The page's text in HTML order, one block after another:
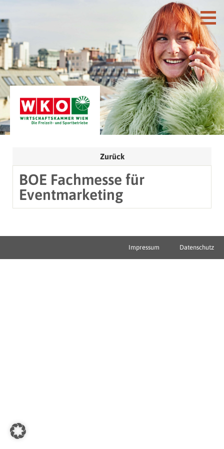
Zurück
BOE Fachmesse für
Eventmarketing
Impressum Datenschutz